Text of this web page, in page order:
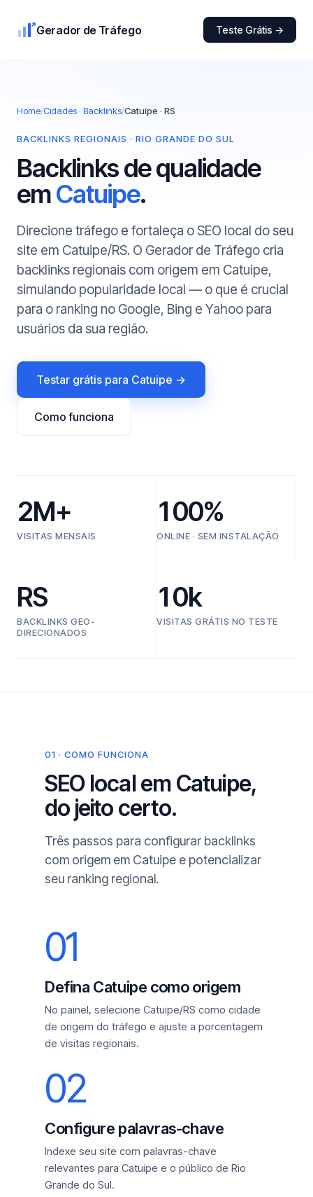
Gerador de Tráfego Teste Grátis →
Home/Cidades · Backlinks/Catuipe · RS
BACKLINKS REGIONAIS · RIO GRANDE DO SUL
Backlinks de qualidade
emCatuipe.
Direcione tráfego e fortaleça o SEO local do seu
site em Catuipe/RS. O Gerador de Tráfego cria
backlinks regionais com origem em Catuipe,
simulando popularidade local — o que é crucial
para o ranking no Google, Bing e Yahoo para
usuários da sua região.
Testar grátis para Catuipe →
Como funciona
2M+
VISITAS MENSAIS
100%
ONLINE · SEM INSTALAÇÃO
RS
BACKLINKS GEO-
DIRECIONADOS
10k
VISITAS GRÁTIS NO TESTE
01 · COMO FUNCIONA
SEO local em Catuipe,
do jeito certo.
Três passos para configurar backlinks
com origem em Catuipe e potencializar
seu ranking regional.
01
Defina Catuipe como origem
No painel, selecione Catuipe/RS como cidade
de origem do tráfego e ajuste a porcentagem
de visitas regionais.
02
Configure palavras-chave
Indexe seu site com palavras-chave
relevantes para Catuipe e o público de Rio
Grande do Sul.